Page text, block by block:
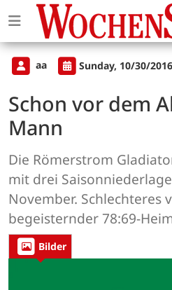
aa Sunday, 10/30/
Schon vor dem
Mann
Die Römerstrom
mit drei
November. Schlechteres
begeisternder 78:69-
Bilder